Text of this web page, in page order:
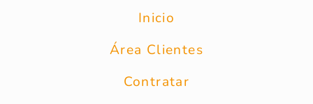
Inicio
Área Clientes
Contratar